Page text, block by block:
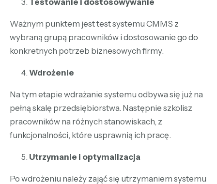
Testowanie i dostosowywanie
Ważnym punktem jest test systemu CMMS z
wybraną grupą pracowników i dostosowanie go do
konkretnych potrzeb biznesowych firmy.
Wdrożenie
Na tym etapie wdrażanie systemu odbywa się już na
pełną skalę przedsiębiorstwa. Następnie szkolisz
pracowników na różnych stanowiskach, z
funkcjonalności, które usprawnią ich pracę.
Utrzymanie i optymalizacja
Po wdrożeniu należy zająć się utrzymaniem systemu